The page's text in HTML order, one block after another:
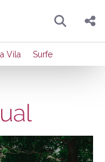
Pesquisar
Compartilhar
Enviar por Whatsapp
Publicar no Facebook
Vila Surfe